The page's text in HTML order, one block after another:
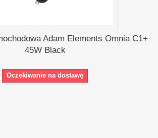
Adam Elements Omnia C1+
45W Black
Oczekiwanie na dostawę